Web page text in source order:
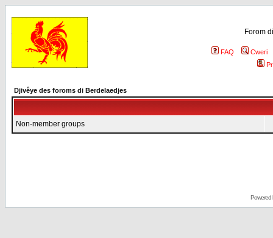
Forom
FAQ
Cweri
Djivêye des foroms di Berdelaedjes
Non-member groups
Powered